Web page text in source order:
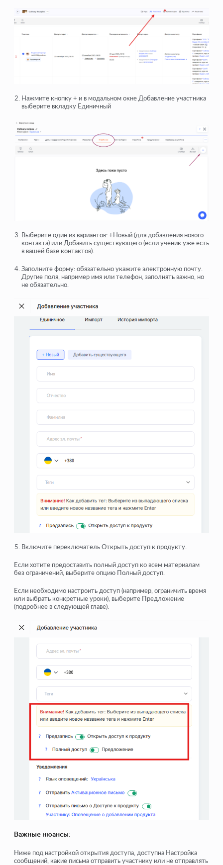
Нажмите кнопку + и в модальном окне Добавление участника
выберите вкладку Единичный
Выберите один из вариантов: +Новый (для добавления нового
контакта) или Добавить существующего (если ученик уже есть
в вашей базе контактов).
Заполните форму: обязательно укажите электронную почту.
Другие поля, например имя или телефон, заполнять важно, но
не обязательно.
Включите переключатель Открыть доступ к продукту.
Если хотите предоставить полный доступ ко всем материалам
без ограничений, выберите опцию Полный доступ.
Если необходимо настроить доступ (например, ограничить время
или выбрать конкретные уроки), выберите Предложение
(подробнее в следующей главе).
Важные нюансы:
Ниже под настройкой открытия доступа, доступна Настройка
сообщений, какие письма отправить участнику или не отправлять